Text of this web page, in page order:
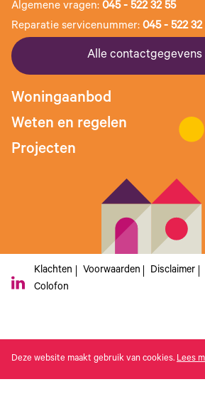
Algemene vragen: 045 - 522 32 55
Reparatie servicenummer: 045 - 522 32
Alle contactgegevens
Woningaanbod
Weten en regelen
Projecten
Klachten Voorwaarden Disclaimer
Colofon
Deze website maakt gebruik van cookies. Lees